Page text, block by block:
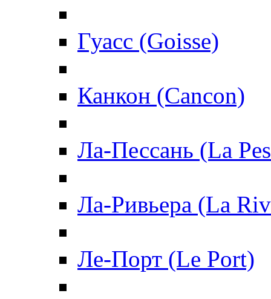
Гуасс (Goisse)
Канкон (Cancon)
Ла-Пессань (La
Ла-Ривьера (La
Ле-Порт (Le Port)